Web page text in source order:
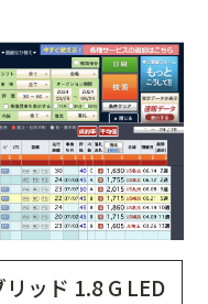
ッド 1.8 G LED